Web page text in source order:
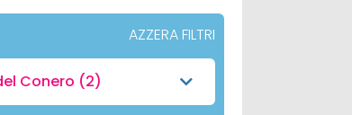
AZZERA FILTRI
Conero (2)